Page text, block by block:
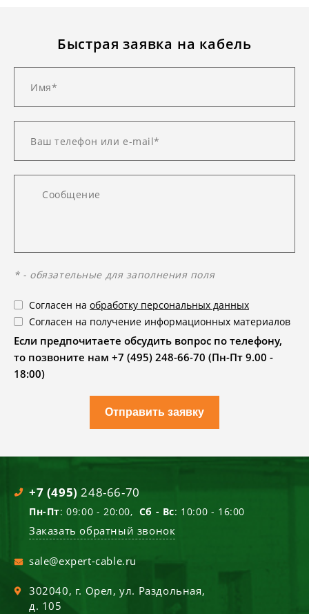
Быстрая заявка на кабель
* - обязательные для заполнения поля
Согласен на обработку персональных данных
Согласен на получение информационных материалов
Если предпочитаете обсудить вопрос по телефону,
то позвоните нам +7 (495) 248-66-70 (Пн-Пт 9.00 -
18:00)
Отправить заявку
+7 (495) 248-66-70
Пн-Пт: 09:00 - 20:00, Сб - Вс: 10:00 - 16:00
Заказать обратный звонок
sale@expert-cable.ru
302040, г. Орел,ул. Раздольная,
д. 105